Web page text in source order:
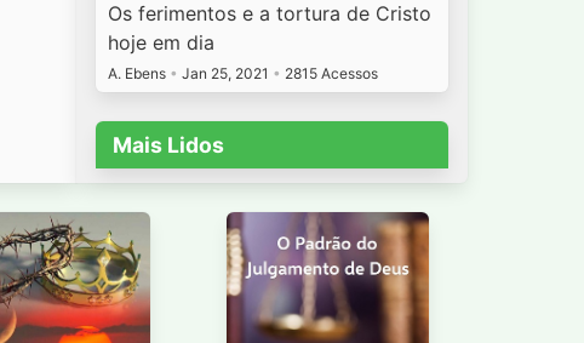
Os ferimentos e a tortura de Cristo
hoje em dia
A. Ebens • Jan 25, 2021 • 2815 Acessos
Mais Lidos